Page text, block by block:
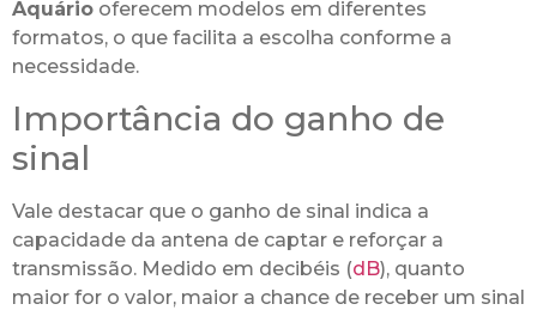
Aquário oferecem modelos em diferentes
formatos, o que facilita a escolha conforme a
necessidade.
Importância do ganho de
sinal
Vale destacar que o ganho de sinal indica a
capacidade da antena de captar e reforçar a
transmissão. Medido em decibéis (dB), quanto
maior for o valor, maior a chance de receber um sinal